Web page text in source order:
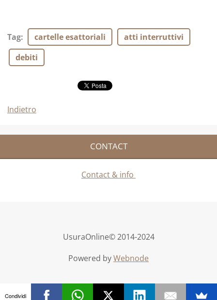
Tag: cartelle esattoriali
atti interruttivi
debiti
Indietro
CONTACT
Contact & info
UsuraOnline© 2014-2024
Powered byWebnode
Condividi